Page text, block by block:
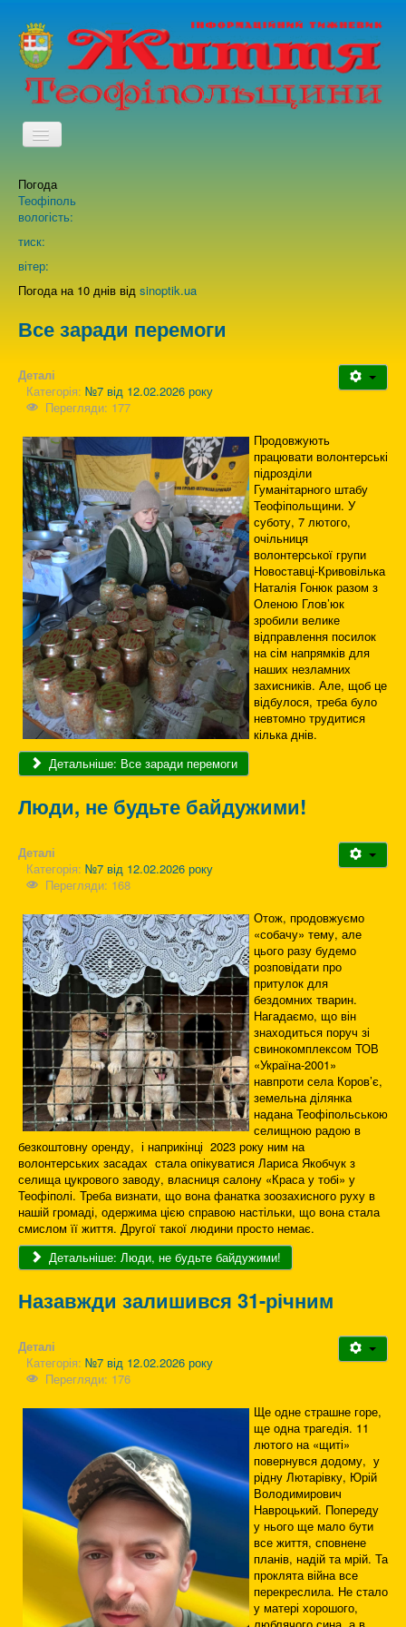
TPL_PROTOSTAR_TOGGLE_MENU
Про нас
Зворотній зв'язок
Погода
Теофіполь
вологість:
тиск:
вітер:
Погода на 10 днів від sinoptik.ua
Все заради перемоги
Деталі
Категорія: №7 від 12.02.2026 року
Перегляди: 177
Продовжують
працювати волонтерські
підрозділи
Гуманітарного штабу
Теофіпольщини. У
суботу, 7 лютого,
очільниця
волонтерської групи
Новоставці-Кривовілька
Наталія Гонюк разом з
Оленою Глов’юк
зробили велике
відправлення посилок
на сім напрямків для
наших незламних
захисників. Але, щоб це
відбулося, треба було
невтомно трудитися
кілька днів.
Детальніше: Все заради перемоги
Люди, не будьте байдужими!
Деталі
Категорія: №7 від 12.02.2026 року
Перегляди: 168
Отож, продовжуємо
«собачу» тему, але
цього разу будемо
розповідати про
притулок для
бездомних тварин.
Нагадаємо, що він
знаходиться поруч зі
свинокомплексом ТОВ
«Україна-2001»
навпроти села Коров’є,
земельна ділянка
надана Теофіпольською
селищною радою в
безкоштовну оренду, і наприкінці 2023 року ним на
волонтерських засадах стала опікуватися Лариса Якобчук з
селища цукрового заводу, власниця салону «Краса у тобі» у
Теофіполі. Треба визнати, що вона фанатка зоозахисного руху в
нашій громаді, одержима цією справою настільки, що вона стала
смислом її життя. Другої такої людини просто немає.
Детальніше: Люди, не будьте байдужими!
Назавжди залишився 31-річним
Деталі
Категорія: №7 від 12.02.2026 року
Перегляди: 176
Ще одне страшне горе,
ще одна трагедія. 11
лютого на «щиті»
повернувся додому, у
рідну Лютарівку, Юрій
Володимирович
Навроцький. Попереду
у нього ще мало бути
все життя, сповнене
планів, надій та мрій. Та
проклята війна все
перекреслила. Не стало
у матері хорошого,